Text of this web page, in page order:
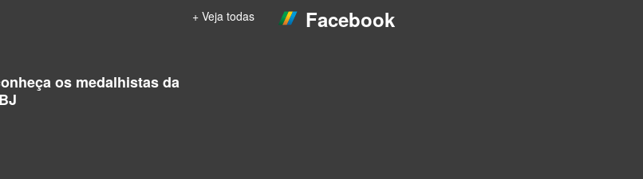
Atletas
+ Veja todas
os medalhistas da
Facebook